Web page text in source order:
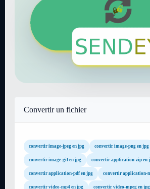
Convertir un fichier
convertir image-jpeg en jpg convertir image-png en jpg
convertir image-gif en jpg convertir application-zip en
convertir application-pdf en jpg convertir application-
convertir video-mp4 en jpg convertir video-mpeg en jpg